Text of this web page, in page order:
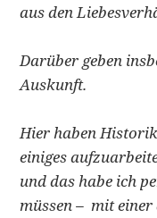
aus den
Darüber geben
Auskunft.
Hier haben
einiges
und das habe ich
müssen – mit